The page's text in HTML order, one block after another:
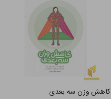
کاهش وزن سه بعدی